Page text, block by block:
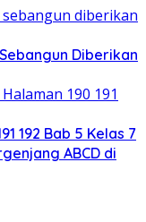
Diberikan
192 Bab 5 Kelas 7
ABCD di